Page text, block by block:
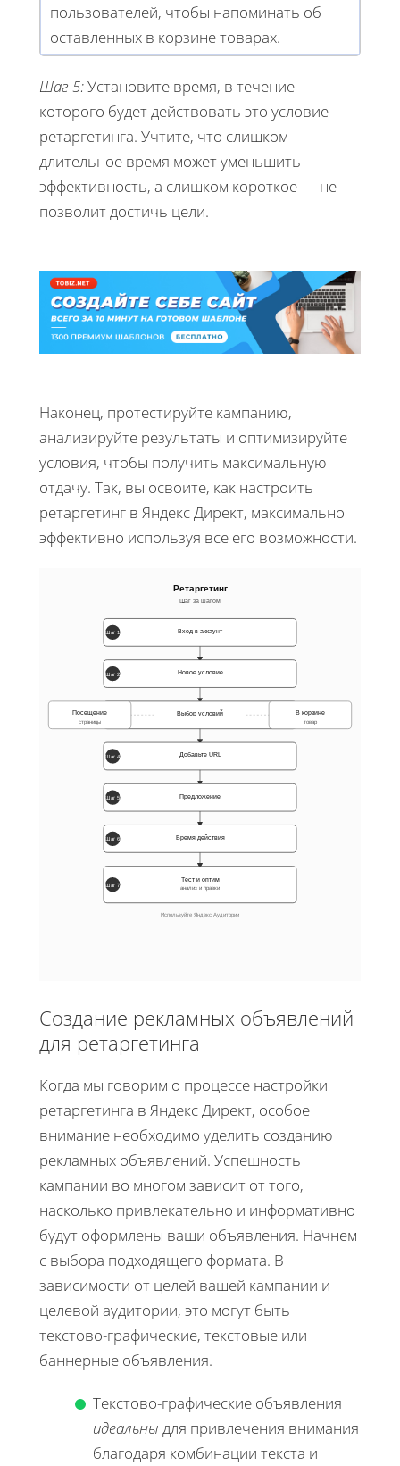
пользователей, чтобы напоминать об
оставленных в корзине товарах.
Шаг 5:Установите время, в течение
которого будет действовать это условие
ретаргетинга. Учтите, что слишком
длительное время может уменьшить
эффективность, а слишком короткое — не
позволит достичь цели.
Наконец, протестируйте кампанию,
анализируйте результаты и оптимизируйте
условия, чтобы получить максимальную
отдачу. Так, вы освоите, как настроить
ретаргетинг в Яндекс Директ, максимально
эффективно используя все его возможности.
Ретаргетинг
Шаг за шагом
Шаг 1 Вход в аккаунт
Шаг 2 Новое условие
Шаг 3 Выбор условий
Посещение
страницы
В корзине
товар
Шаг 4 Добавьте URL
Шаг 5 Предложение
Шаг 6 Время действия
Шаг 7
Тест и оптим
анализ и правки
Используйте Яндекс Аудитории
Создание рекламных объявлений
для ретаргетинга
Когда мы говорим о процессе настройки
ретаргетинга в Яндекс Директ, особое
внимание необходимо уделить созданию
рекламных объявлений. Успешность
кампании во многом зависит от того,
насколько привлекательно и информативно
будут оформлены ваши объявления. Начнем
с выбора подходящего формата. В
зависимости от целей вашей кампании и
целевой аудитории, это могут быть
текстово-графические, текстовые или
баннерные объявления.
Текстово-графические объявления
идеальны для привлечения внимания
благодаря комбинации текста и